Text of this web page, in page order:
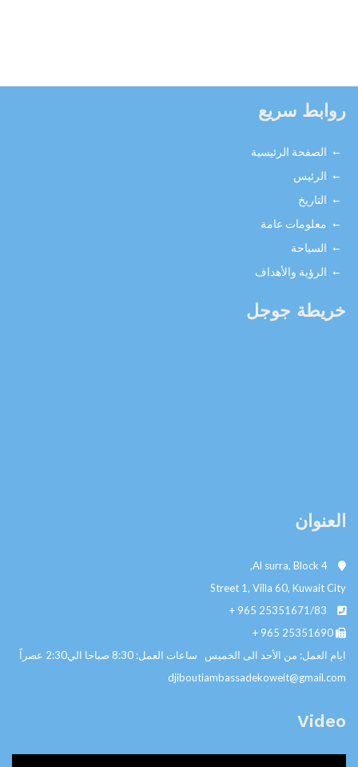
روابط سريع
الصفحة الرئيسية
الرئيس
التاريخ
معلومات عامة
السياحة
الرؤية والأهداف
خريطة جوجل
العنوان
Street 1, Villa 60, Kuwait City
+ 965 25351671/83
+ 965 25351690
ايام العمل: من الأحد الى الخميس ساعات العمل: 8:30 صباحا الي2:30 عصراً
djiboutiambassadekoweit@gmail.com
Video